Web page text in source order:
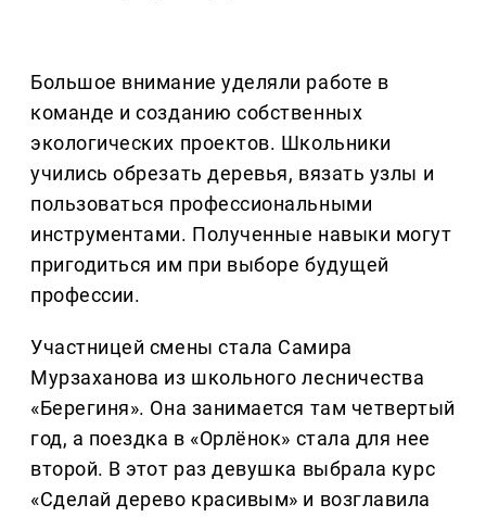
Большое внимание уделяли работе в
команде и созданию собственных
экологических проектов. Школьники
учились обрезать деревья, вязать узлы и
пользоваться профессиональными
инструментами. Полученные навыки могут
пригодиться им при выборе будущей
профессии.
Участницей смены стала Самира
Мурзаханова из школьного лесничества
«Берегиня». Она занимается там четвертый
год, а поездка в «Орлёнок» стала для нее
второй. В этот раз девушка выбрала курс
«Сделай дерево красивым» и возглавила